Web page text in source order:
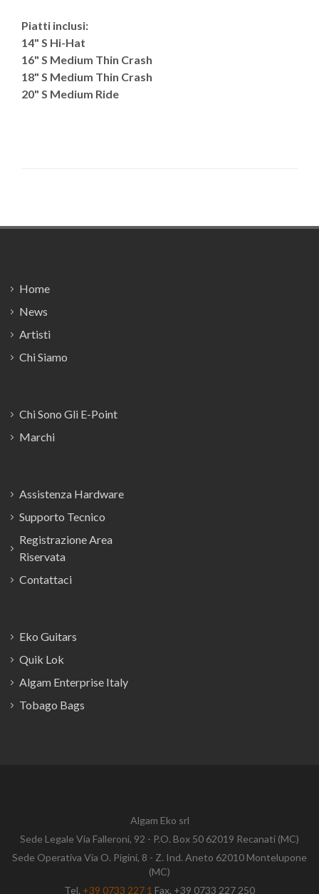
Piatti inclusi:
14" S Hi-Hat
16" S Medium Thin Crash
18" S Medium Thin Crash
20" S Medium Ride
Home
News
Artisti
Chi Siamo
Chi Sono Gli E-Point
Marchi
Assistenza Hardware
Supporto Tecnico
Registrazione Area
Riservata
Contattaci
Eko Guitars
Quik Lok
Algam Enterprise Italy
Tobago Bags
Algam Eko srl
Sede Legale Via Falleroni, 92 - P.O. Box 50 62019 Recanati (MC)
Sede Operativa Via O. Pigini, 8 - Z. Ind. Aneto 62010 Montelupone
(MC)
Tel. +39 0733 227 1 Fax. +39 0733 227 250